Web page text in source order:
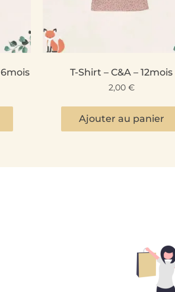
T-Shirt – C&A – 12mois
2,00 €
Ajouter au panier